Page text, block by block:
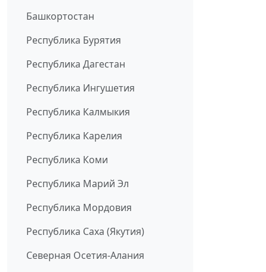
Башкортостан
Республика Бурятия
Республика Дагестан
Республика Ингушетия
Республика Калмыкия
Республика Карелия
Республика Коми
Республика Марий Эл
Республика Мордовия
Республика Саха (Якутия)
Северная Осетия-Алания